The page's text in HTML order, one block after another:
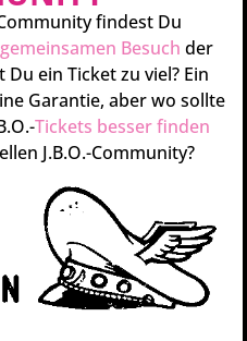
findest Du
Besuch der
ein Ticket zu viel? Ein
Garantie, aber wo sollte
Tickets besser finden
J.B.O.-Community?